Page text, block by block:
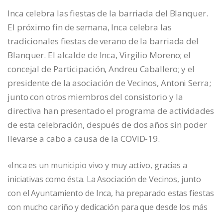
Inca celebra las fiestas de la barriada del Blanquer.
El próximo fin de semana, Inca celebra las
tradicionales fiestas de verano de la barriada del
Blanquer. El alcalde de Inca, Virgilio Moreno; el
concejal de Participación, Andreu Caballero; y el
presidente de la asociación de Vecinos, Antoni Serra;
junto con otros miembros del consistorio y la
directiva han presentado el programa de actividades
de esta celebración, después de dos años sin poder
llevarse a cabo a causa de la COVID-19.
«Inca es un municipio vivo y muy activo, gracias a
iniciativas como ésta. La Asociación de Vecinos, junto
con el Ayuntamiento de Inca, ha preparado estas fiestas
con mucho cariño y dedicación para que desde los más